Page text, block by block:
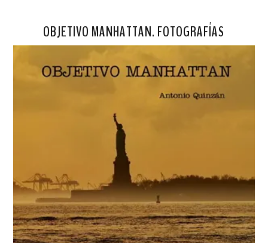
OBJETIVO MANHATTAN. FOTOGRAFÍAS